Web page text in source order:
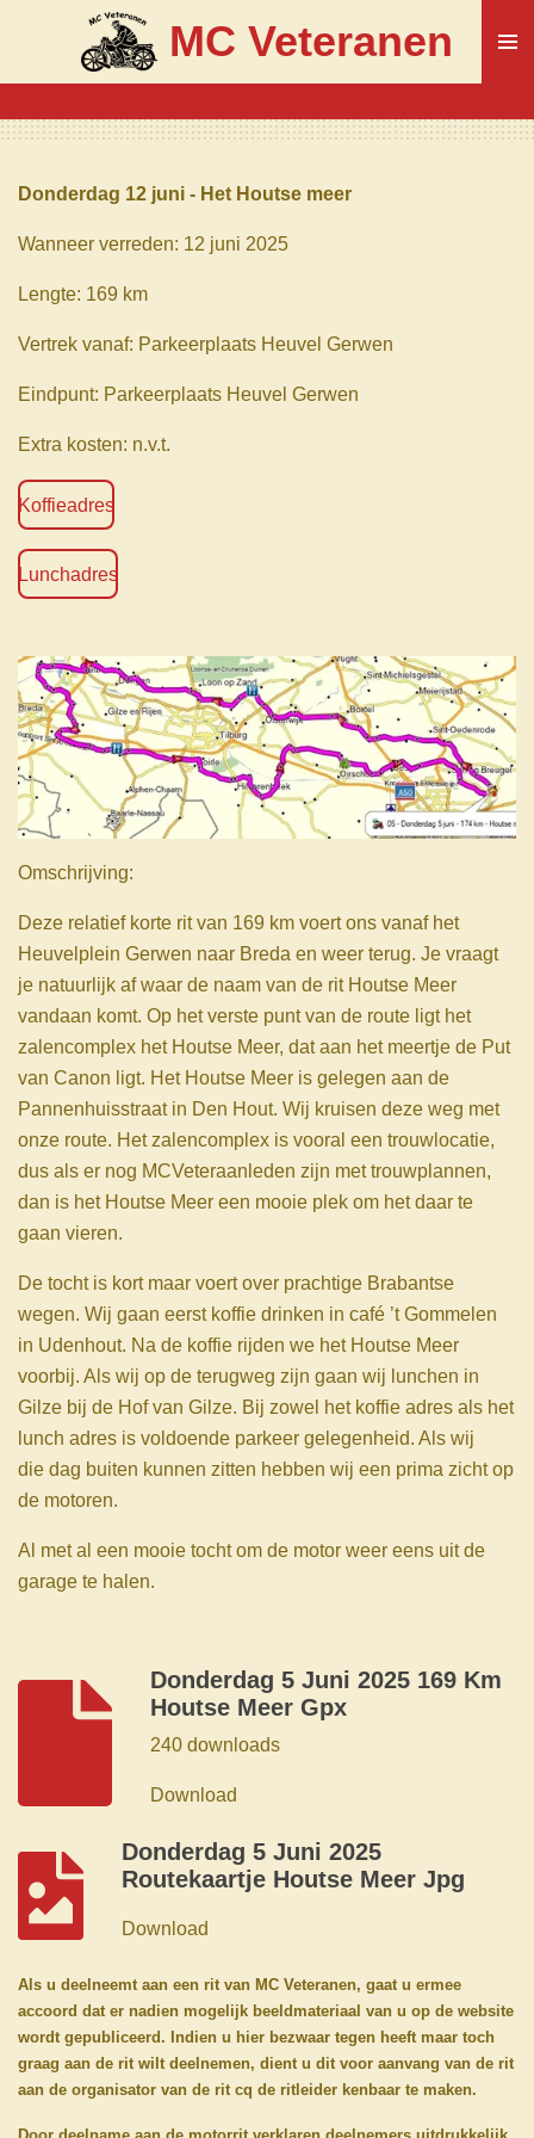
naar
de
MC Veteranen
Donderdag 12 juni - Het Houtse meer
Wanneer verreden: 12 juni 2025
Lengte: 169 km
Vertrek vanaf: Parkeerplaats Heuvel Gerwen
Eindpunt: Parkeerplaats Heuvel Gerwen
Extra kosten: n.v.t.
Koffieadres
Lunchadres
Omschrijving:
Deze relatief korte rit van 169 km voert ons vanaf het
Heuvelplein Gerwen naar Breda en weer terug. Je vraagt
je natuurlijk af waar de naam van de rit Houtse Meer
vandaan komt. Op het verste punt van de route ligt het
zalencomplex het Houtse Meer, dat aan het meertje de Put
van Canon ligt. Het Houtse Meer is gelegen aan de
Pannenhuisstraat in Den Hout. Wij kruisen deze weg met
onze route. Het zalencomplex is vooral een trouwlocatie,
dus als er nog MCVeteraanleden zijn met trouwplannen,
dan is het Houtse Meer een mooie plek om het daar te
gaan vieren.
De tocht is kort maar voert over prachtige Brabantse
wegen. Wij gaan eerst koffie drinken in café ’t Gommelen
in Udenhout. Na de koffie rijden we het Houtse Meer
voorbij. Als wij op de terugweg zijn gaan wij lunchen in
Gilze bij de Hof van Gilze. Bij zowel het koffie adres als het
lunch adres is voldoende parkeer gelegenheid. Als wij
die dag buiten kunnen zitten hebben wij een prima zicht op
de motoren.
Al met al een mooie tocht om de motor weer eens uit de
garage te halen.
Donderdag 5 Juni 2025 169 Km
Houtse Meer Gpx
240 downloads
Download
Donderdag 5 Juni 2025
Routekaartje Houtse Meer Jpg
Download
Als u deelneemt aan een rit van MC Veteranen, gaat u ermee
accoord dat er nadien mogelijk beeldmateriaal van u op de website
wordt gepubliceerd. Indien u hier bezwaar tegen heeft maar toch
graag aan de rit wilt deelnemen, dient u dit voor aanvang van de rit
aan de organisator van de rit cq de ritleider kenbaar te maken.